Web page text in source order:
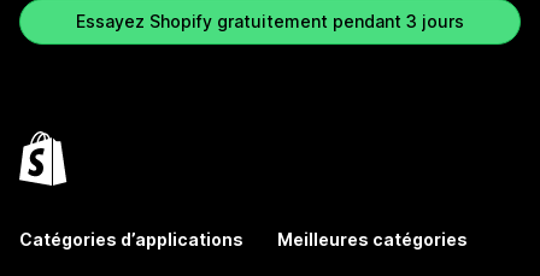
Essayez Shopify gratuitement pendant 3 jours
Catégories d’applications Meilleures catégories